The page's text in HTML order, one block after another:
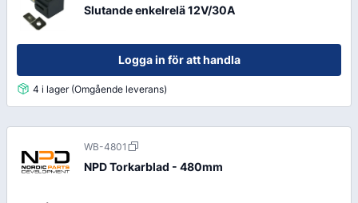
Slutande enkelrelä 12V/30A
Logga in för att handla
4 i lager (Omgående leverans)
WB-4801
NPD Torkarblad - 480mm